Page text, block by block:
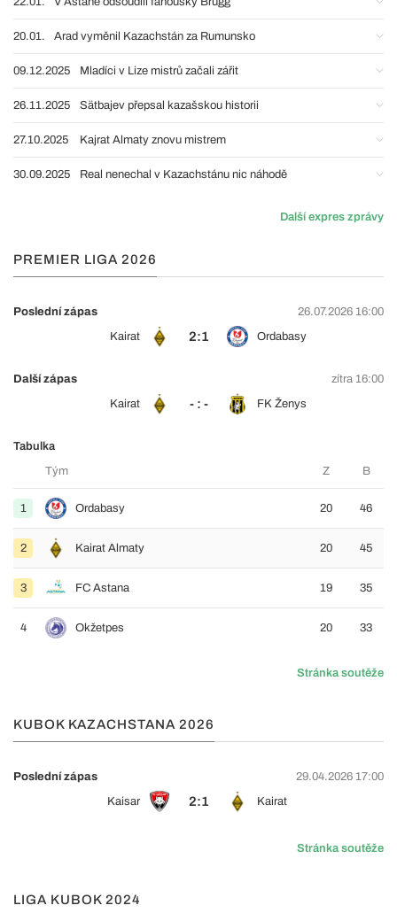
20.01. Arad vyměnil Kazachstán za Rumunsko
09.12.2025 Mladíci v Lize mistrů začali zářit
26.11.2025 Sätbajev přepsal kazašskou historii
27.10.2025 Kajrat Almaty znovu mistrem
30.09.2025 Real nenechal v Kazachstánu nic náhodě
Další expres zprávy
PREMIER LIGA 2026
Poslední zápas
26.07.2026 16:00
Kairat
2:1 Ordabasy
Další zápas
zítra 16:00
Kairat
- : - FK Ženys
Tabulka
Tým
Z B
1 Ordabasy 20 46
2 Kairat Almaty 20 45
3 FC Astana 19 35
4 Okžetpes 20 33
Stránka soutěže
KUBOK KAZACHSTANA 2026
Poslední zápas
29.04.2026 17:00
Kaisar
2:1 Kairat
Stránka soutěže
LIGA KUBOK 2024